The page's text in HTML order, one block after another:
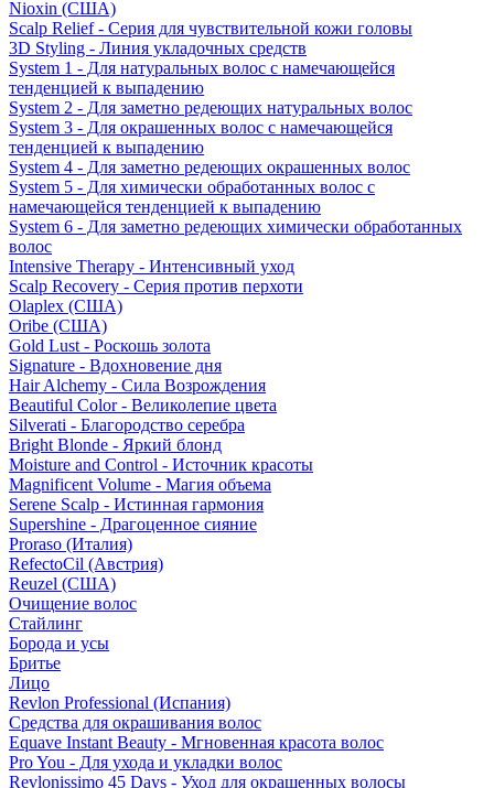
Nioxin (США)
Scalp Relief - Серия для чувствительной кожи головы
3D Styling - Линия укладочных средств
System 1 - Для натуральных волос с намечающейся
тенденцией к выпадению
System 2 - Для заметно редеющих натуральных волос
System 3 - Для окрашенных волос с намечающейся
тенденцией к выпадению
System 4 - Для заметно редеющих окрашенных волос
System 5 - Для химически обработанных волос с
намечающейся тенденцией к выпадению
System 6 - Для заметно редеющих химически обработанных
волос
Intensive Therapy - Интенсивный уход
Scalp Recovery - Серия против перхоти
Olaplex (США)
Oribe (США)
Gold Lust - Роскошь золота
Signature - Вдохновение дня
Hair Alchemy - Сила Возрождения
Beautiful Color - Великолепие цвета
Silverati - Благородство серебра
Bright Blonde - Яркий блонд
Moisture and Control - Источник красоты
Magnificent Volume - Магия объема
Serene Scalp - Истинная гармония
Supershine - Драгоценное сияние
Proraso (Италия)
RefectoCil (Австрия)
Reuzel (США)
Очищение волос
Стайлинг
Борода и усы
Бритье
Лицо
Revlon Professional (Испания)
Средства для окрашивания волос
Equave Instant Beauty - Мгновенная красота волос
Pro You - Для ухода и укладки волос
Revlonissimo 45 Days - Уход для окрашенных волосы